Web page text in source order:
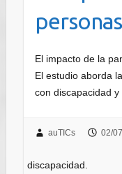
El impacto de la
El estudio aborda
con discapacidad
auTICs 02/
discapacidad.